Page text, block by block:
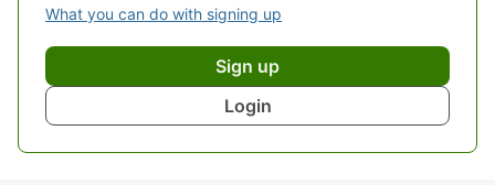
What you can do with signing up
Sign up
Login